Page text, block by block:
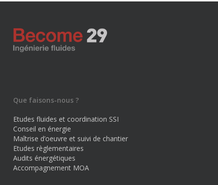
Que faisons-nous ?
Etudes fluides et coordination SSI
Conseil en énergie
Maîtrise d’oeuvre et suivi de chantier
Etudes règlementaires
Audits énergétiques
Accompagnement MOA